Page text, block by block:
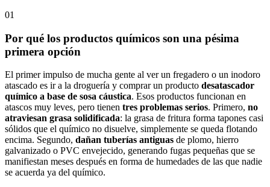
01
Por qué los productos químicos son una pésima
primera opción
El primer impulso de mucha gente al ver un fregadero o un inodoro
atascado es ir a la droguería y comprar un producto desatascador
químico a base de sosa cáustica. Esos productos funcionan en
atascos muy leves, pero tienen tres problemas serios. Primero, no
atraviesan grasa solidificada: la grasa de fritura forma tapones casi
sólidos que el químico no disuelve, simplemente se queda flotando
encima. Segundo, dañan tuberías antiguas de plomo, hierro
galvanizado o PVC envejecido, generando fugas pequeñas que se
manifiestan meses después en forma de humedades de las que nadie
se acuerda ya del químico.